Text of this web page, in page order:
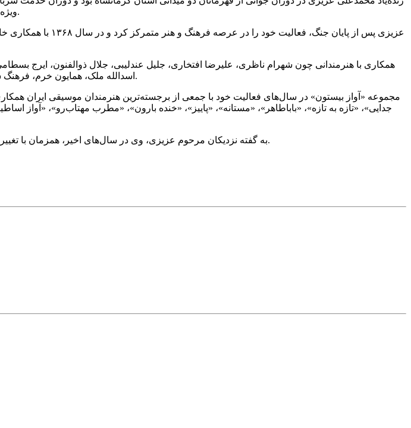
ویژه و تکاور کلاه‌سبز در بسیاری از عملیات‌های غرب و جنوب کشور حضور داشت و چندین بار مجروح شد.
همکاری با هنرمندانی چون شهرام ناظری، علیرضا افتخاری، جلیل عندلیبی، جلال ذوالفنون، ایرج
اسدالله ملک، همایون خرم، فرهنگ شریف، جهانگیر ملک، فرامرز پایور، از جمله فعالیت این تهیه کننده و ناشر موسیقی محسوب می شود.
مجموعه «آواز بیستون» در سال‌های فعالیت خود با جمعی از برجسته‌ترین هنرمندان موسیقی ایران
جدایی»، «تازه به تازه»، «باباطاهر»، «مستانه»، «پاییز»، «خنده بارون»، «مطرب مهتاب‌رو»،
به گفته نزدیکان مرحوم عزیزی، وی در سال‌های اخیر، همزمان با تغییرات گسترده در بازار موسیقی و کم‌رنگ شدن جایگاه آثار اصیل، بیشتر به سکوت و انزوا روی آورده بود.